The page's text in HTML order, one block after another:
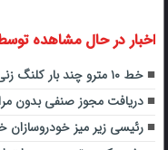
اخبار در حال مشاهده توسط
خط ۱۰ مترو چند بار کلنگ زنی شد؟
دریافت مجوز صنفی بدون
رئیسی زیر میز